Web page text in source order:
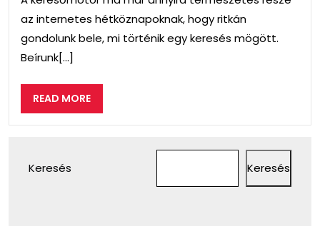
az internetes hétköznapoknak, hogy ritkán
gondolunk bele, mi történik egy keresés mögött.
Beírunk[...]
READ MOREREAD
MORE
Keresés Keresés